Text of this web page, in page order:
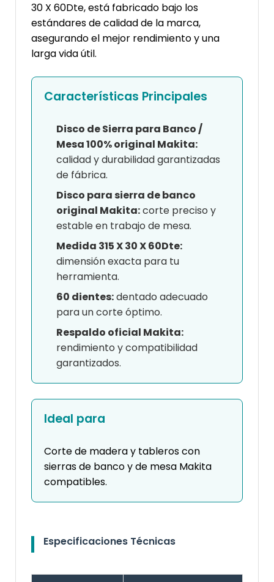
30 X 60Dte, está fabricado bajo los
estándares de calidad de la marca,
asegurando el mejor rendimiento y una
larga vida útil.
Características Principales
Disco de Sierra para Banco /
Mesa 100% original Makita:
calidad y durabilidad garantizadas
de fábrica.
Disco para sierra de banco
original Makita:corte preciso y
estable en trabajo de mesa.
Medida 315 X 30 X 60Dte:
dimensión exacta para tu
herramienta.
60 dientes:dentado adecuado
para un corte óptimo.
Respaldo oficial Makita:
rendimiento y compatibilidad
garantizados.
Ideal para
Corte de madera y tableros con
sierras de banco y de mesa Makita
compatibles.
Especificaciones Técnicas